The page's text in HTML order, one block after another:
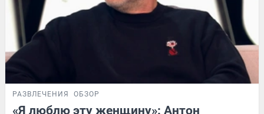
РАЗВЛЕЧЕНИЯ ОБЗОР
«Я люблю эту женщину»: Антон